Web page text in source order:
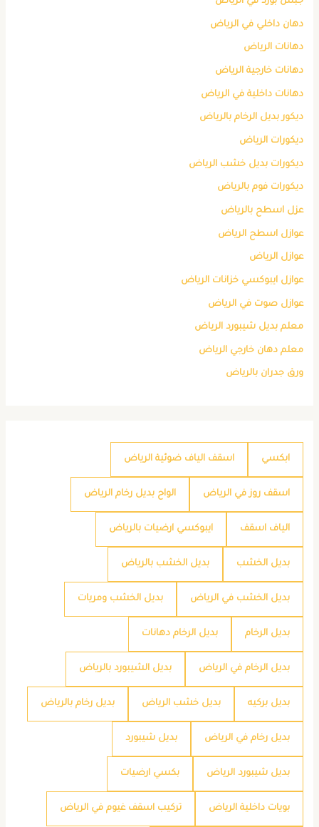
دهان داخلي في الرياض
دهانات الرياض
دهانات خارجية الرياض
دهانات داخلية في الرياض
ديكور بديل الرخام بالرياض
ديكورات الرياض
ديكورات بديل خشب الرياض
ديكورات فوم بالرياض
عزل اسطح بالرياض
عوازل اسطح الرياض
عوازل الرياض
عوازل ايبوكسي خزانات الرياض
عوازل صوت في الرياض
معلم بديل شيبورد الرياض
معلم دهان خارجي الرياض
ورق جدران بالرياض
ابكسي اسقف الياف ضوئية الرياض
اسقف روز في الرياض الواح بديل رخام الرياض
الياف اسقف ايبوكسي ارضيات بالرياض
بديل الخشب بديل الخشب بالرياض
بديل الخشب في الرياض بديل الخشب ومريات
بديل الرخام بديل الرخام دهانات
بديل الرخام في الرياض بديل الشيبورد بالرياض
بديل بركيه بديل خشب الرياض بديل رخام بالرياض
بديل رخام في الرياض بديل شيبورد
بديل شيبورد الرياض بكسي ارضيات
بويات داخلية الرياض تركيب اسقف غيوم في الرياض